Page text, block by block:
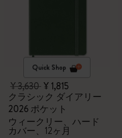
Quick Shop
¥ 3,630¥ 1,815
クラシック ダイアリー
2026 ポケット
ウィークリー、ハード
カバー、12ヶ月